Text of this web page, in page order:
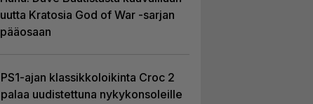
uutta Kratosia God of War -sarjan
pääosaan
PS1-ajan klassikkoloikinta Croc 2
palaa uudistettuna nykykonsoleille